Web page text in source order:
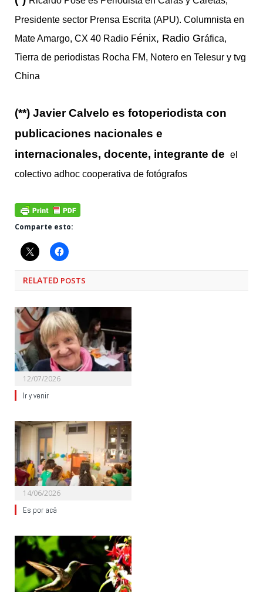
Presidente sector Prensa Escrita (APU). Columnista en
Mate Amargo, CX 40 Radio Fénix, Radio Gráfica,
Tierra de periodistas Rocha FM, Notero en Telesur y tvg
China
(**) Javier Calvelo es fotoperiodista con
publicaciones nacionales e
internacionales, docente, integrante de el
colectivo adhoc cooperativa de fotógrafos
Comparte esto:
RELATED POSTS
12/07/2026
Ir y venir
14/06/2026
Es por acá